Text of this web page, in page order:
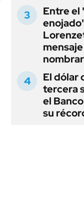
Entre el
El dólar
tercera
el
su